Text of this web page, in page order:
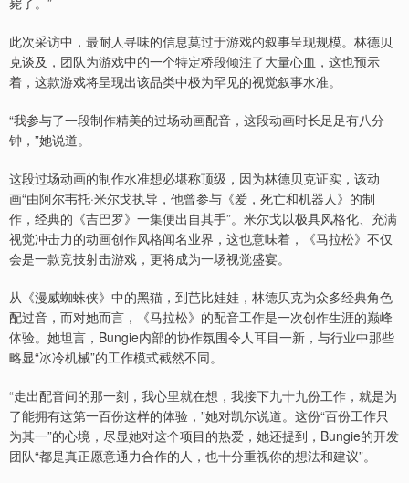
此次采访中，最耐人寻味的信息莫过于游戏的叙事呈现规模。林德贝
克谈及，团队为游戏中的一个特定桥段倾注了大量心血，这也预示
着，这款游戏将呈现出该品类中极为罕见的视觉叙事水准。
“我参与了一段制作精美的过场动画配音，这段动画时长足足有八分
钟，”她说道。
这段过场动画的制作水准想必堪称顶级，因为林德贝克证实，该动
画“由阿尔韦托·米尔戈执导，他曾参与《爱，死亡和机器人》的制
作，经典的《吉巴罗》一集便出自其手”。米尔戈以极具风格化、充满
视觉冲击力的动画创作风格闻名业界，这也意味着，《马拉松》不仅
会是一款竞技射击游戏，更将成为一场视觉盛宴。
从《漫威蜘蛛侠》中的黑猫，到芭比娃娃，林德贝克为众多经典角色
配过音，而对她而言，《马拉松》的配音工作是一次创作生涯的巅峰
体验。她坦言，Bungie内部的协作氛围令人耳目一新，与行业中那些
略显“冰冷机械”的工作模式截然不同。
“走出配音间的那一刻，我心里就在想，我接下九十九份工作，就是为
了能拥有这第一百份这样的体验，”她对凯尔说道。这份“百份工作只
为其一”的心境，尽显她对这个项目的热爱，她还提到，Bungie的开发
团队“都是真正愿意通力合作的人，也十分重视你的想法和建议”。